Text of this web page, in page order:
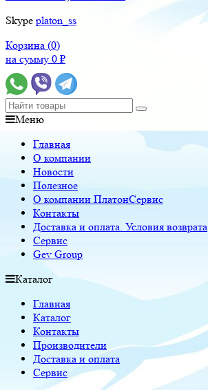
Skype platon_ss
Корзина (0)
на сумму 0 ₽
Меню
Главная
О компании
Новости
Полезное
О компании ПлатонСервис
Контакты
Доставка и оплата. Условия возврата
Сервис
Gev Group
Каталог
Главная
Каталог
Контакты
Производители
Доставка и оплата
Сервис